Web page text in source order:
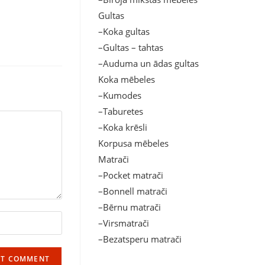
Gultas
–Koka gultas
–Gultas – tahtas
–Auduma un ādas gultas
Koka mēbeles
–Kumodes
–Taburetes
–Koka krēsli
Korpusa mēbeles
Matrači
–Pocket matrači
–Bonnell matrači
–Bērnu matrači
–Virsmatrači
–Bezatsperu matrači